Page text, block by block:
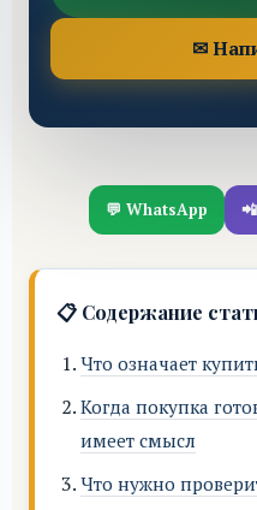
✉
💬 WhatsApp
📋 Содержание
Что означает
Когда покупка
имеет смысл
Что нужно